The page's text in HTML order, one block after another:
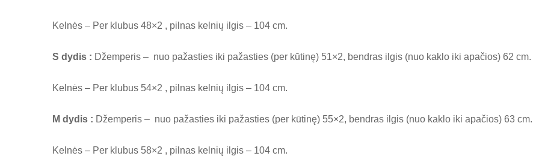
Kelnės – Per klubus 48×2 , pilnas kelnių ilgis – 104 cm.
S dydis : Džemperis – nuo pažasties iki pažasties (per kūtinę) 51×2, bendras ilgis (nuo kaklo iki apačios) 62 cm.
Kelnės – Per klubus 54×2 , pilnas kelnių ilgis – 104 cm.
M dydis : Džemperis – nuo pažasties iki pažasties (per kūtinę) 55×2, bendras ilgis (nuo kaklo iki apačios) 63 cm.
Kelnės – Per klubus 58×2 , pilnas kelnių ilgis – 104 cm.